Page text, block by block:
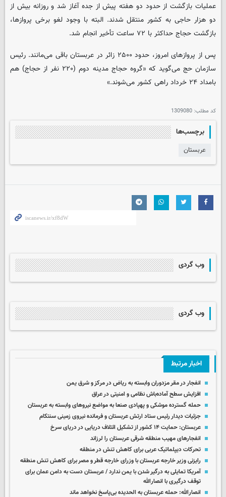
عملیات بازگشت از حدود دو هفته پیش از جده آغاز شد و روزانه بیش از
دو هزار حاجی به کشور منتقل شدند. البته با وجود لغو برخی پروازها،
بازگشت حجاج حداکثر با ۷۲ ساعت تأخیر انجام شد.
پس از پروازهای امروز، حدود ۲۵۰۰ زائر در عربستان باقی می‌مانند. رئیس
سازمان حج می‌گوید که «گروه حجاج مدینه دوم (۲۲۰ نفر از حجاج) هم
بامداد ۲۴ خرداد راهی کشور می‌شوند.»
کد مطلب: 1309080
برچسب‌ها
عربستان
وب گردی
وب گردی
اخبار مرتبط
انفجار در مقر مزدوران وابسته به ریاض در مرکز و شرق یمن
افزایش سطح آماده‌باش نظامی و امنیتی در عراق
حمله گسترده موشکی و پهپادی صنعا به مواضع نیروهای وابسته به عربستان
جزئیات دیدار رئیس ستاد ارتش عربستان و فرمانده نیروی زمینی سنتکام
عربستان: حمایت ۱۴ کشور از تشکیل ائتلاف دریایی در دریای سرخ
انفجارهای مهیب منطقه شرقی عربستان را لرزاند
تحرکات دیپلماتیک عربی برای کاهش تنش در منطقه
رایزنی وزیر خارجه عربستان با وزرای خارجه قطر و مصر برای کاهش تنش منطقه
آمریکا تمایلی به درگیر شدن با یمن ندارد / عربستان دست به دامن عمان برای
توقف درگیری با انصارالله
انصارالله: حمله عربستان به الحدیده بی‌پاسخ نخواهد ماند